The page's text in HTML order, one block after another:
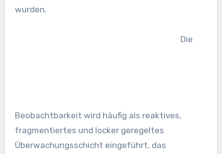
wurden.
Die
Beobachtbarkeit wird häufig als reaktives,
fragmentiertes und locker geregeltes
Überwachungsschicht eingeführt, das